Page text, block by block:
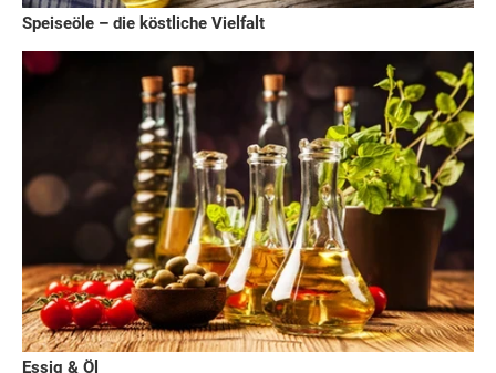
Speiseöle – die köstliche Vielfalt
Essig & Öl